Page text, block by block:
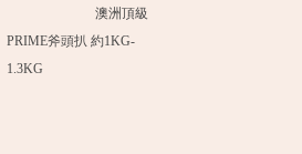
澳洲頂級
PRIME斧頭扒 約1KG-
1.3KG